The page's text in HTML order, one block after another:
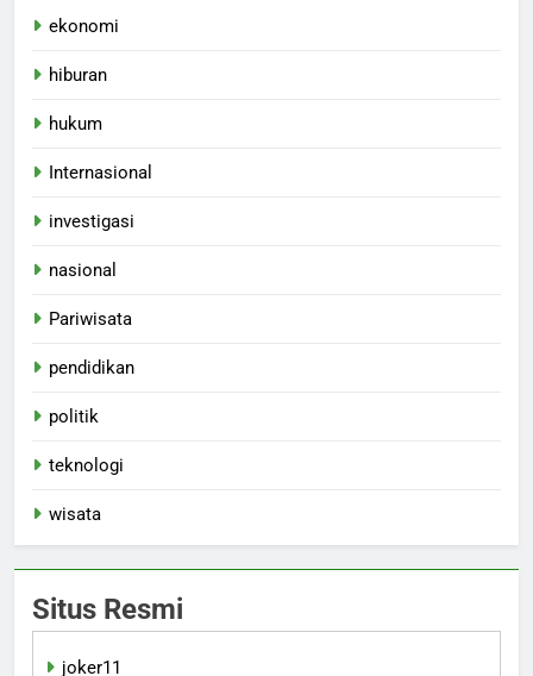
ekonomi
hiburan
hukum
Internasional
investigasi
nasional
Pariwisata
pendidikan
politik
teknologi
wisata
Situs Resmi
joker11